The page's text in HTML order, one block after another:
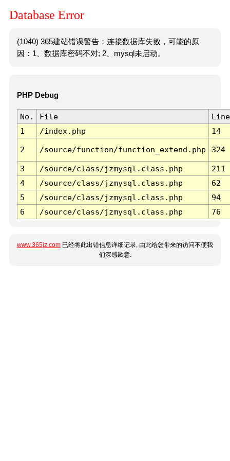
Database Error
(1040) 365建站错误警告：连接数据库失败，可能的原
因：1、数据库密码不对; 2、mysql未启动。
PHP Debug
No. File
Line
1
/index.php 14
2 /source/function/function_extend.php 324
3 /source/class/jzmysql.class.php
211
4
/source/class/jzmysql.class.php
62
5
/source/class/jzmysql.class.php
94
6
/source/class/jzmysql.class.php 76
www.365jz.com 已经将此出错信息详细记录, 由此给您带来的访问不便我
们深感歉意.